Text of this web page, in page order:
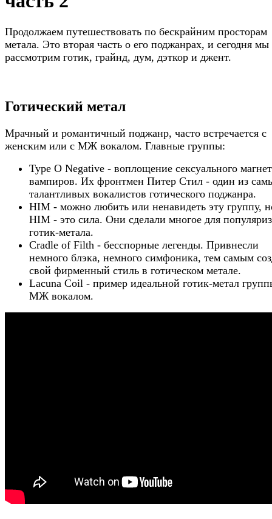
Продолжаем путешествовать по бескрайним просторам
метала. Это вторая часть о его поджанрах, и сегодня мы
рассмотрим готик, грайнд, дум, дэткор и джент.
Готический метал
Мрачный и романтичный поджанр, часто встречается с
женским или с МЖ вокалом. Главные группы:
Type O Negative - воплощение сексуального
вампиров. Их фронтмен Питер Стил - один из
талантливых вокалистов готического поджанра.
HIM - можно любить или ненавидеть эту группу,
HIM - это сила. Они сделали многое для
готик-метала.
Cradle of Filth - бесспорные легенды. Привнесли
немного блэка, немного симфоника, тем самым
свой фирменный стиль в готическом метале.
Lacuna Coil - пример идеальной готик-метал
МЖ вокалом.